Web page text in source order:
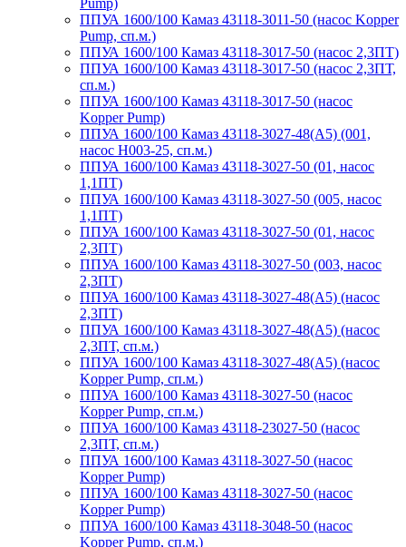
Pump)
ППУА 1600/100 Камаз 43118-3011-50 (насос Kopper
Pump, сп.м.)
ППУА 1600/100 Камаз 43118-3017-50 (насос 2,3ПТ)
ППУА 1600/100 Камаз 43118-3017-50 (насос 2,3ПТ,
сп.м.)
ППУА 1600/100 Камаз 43118-3017-50 (насос
Kopper Pump)
ППУА 1600/100 Камаз 43118-3027-48(A5) (001,
насос Н003-25, сп.м.)
ППУА 1600/100 Камаз 43118-3027-50 (01, насос
1,1ПТ)
ППУА 1600/100 Камаз 43118-3027-50 (005, насос
1,1ПТ)
ППУА 1600/100 Камаз 43118-3027-50 (01, насос
2,3ПТ)
ППУА 1600/100 Камаз 43118-3027-50 (003, насос
2,3ПТ)
ППУА 1600/100 Камаз 43118-3027-48(A5) (насос
2,3ПТ)
ППУА 1600/100 Камаз 43118-3027-48(A5) (насос
2,3ПТ, сп.м.)
ППУА 1600/100 Камаз 43118-3027-48(A5) (насос
Kopper Pump, сп.м.)
ППУА 1600/100 Камаз 43118-3027-50 (насос
Kopper Pump, сп.м.)
ППУА 1600/100 Камаз 43118-23027-50 (насос
2,3ПТ, сп.м.)
ППУА 1600/100 Камаз 43118-3027-50 (насос
Kopper Pump)
ППУА 1600/100 Камаз 43118-3027-50 (насос
Kopper Pump)
ППУА 1600/100 Камаз 43118-3048-50 (насос
Kopper Pump, сп.м.)